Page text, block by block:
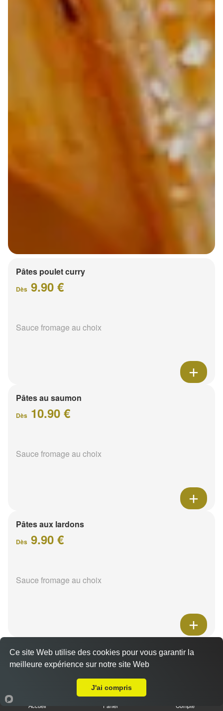
Pâtes poulet curry
Dès 9.90 €
Sauce fromage au choix
Pâtes au saumon
Dès 10.90 €
Sauce fromage au choix
Pâtes aux lardons
Dès 9.90 €
Sauce fromage au choix
Pâtes au poulet
Dès9.90 €
Sauce fromage au choix
Accueil Panier Compte
Ce site Web utilise des cookies pour vous garantir la
meilleure expérience sur notre site Web
J'ai compris